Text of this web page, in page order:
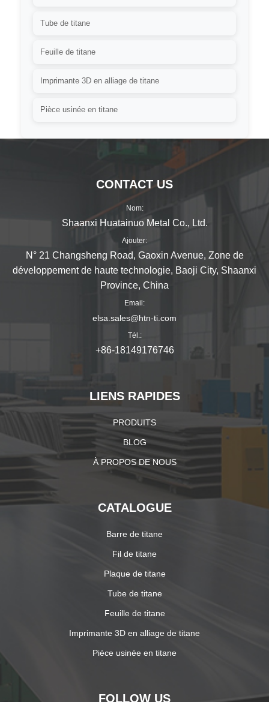
Tube de titane
Feuille de titane
Imprimante 3D en alliage de titane
Pièce usinée en titane
CONTACT US
Nom:
Shaanxi Huatainuo Metal Co., Ltd.
Ajouter:
N° 21 Changsheng Road, Gaoxin Avenue, Zone de
développement de haute technologie, Baoji City, Shaanxi
Province, China
Email:
elsa.sales@htn-ti.com
Tél.:
+86-18149176746
LIENS RAPIDES
PRODUITS
BLOG
À PROPOS DE NOUS
CATALOGUE
Barre de titane
Fil de titane
Plaque de titane
Tube de titane
Feuille de titane
Imprimante 3D en alliage de titane
Pièce usinée en titane
FOLLOW US